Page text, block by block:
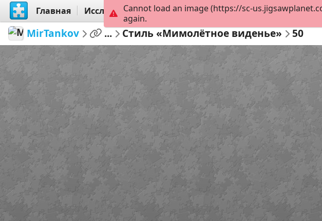
Главная Исследовать Создать
MirTankov ... Стиль «Мимолётное виденье» 50
Cannot load an image (https://sc-
again.